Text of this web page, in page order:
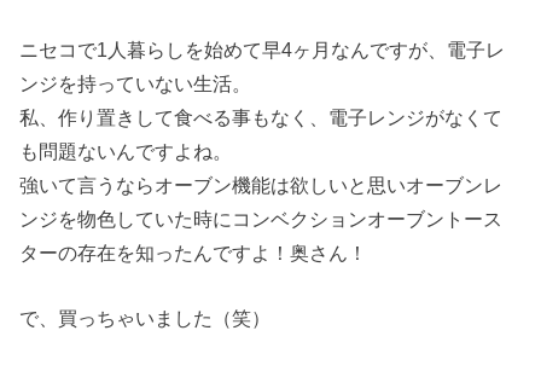
ニセコで1人暮らしを始めて早4ヶ月なんですが、電子レ
ンジを持っていない生活。
私、作り置きして食べる事もなく、電子レンジがなくて
も問題ないんですよね。
強いて言うならオーブン機能は欲しいと思いオーブンレ
ンジを物色していた時にコンベクションオーブントース
ターの存在を知ったんですよ！奥さん！
で、買っちゃいました（笑）